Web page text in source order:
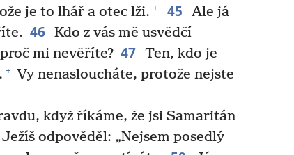
je to lhář a otec lži. + 45
Ale já
46 Kdo z vás mě usvědčí
mi nevěříte? 47 Ten, kdo je
+ Vy nenasloucháte, protože nejste
když říkáme, že jsi Samaritán
Ježíš odpověděl: „Nejsem posedlý